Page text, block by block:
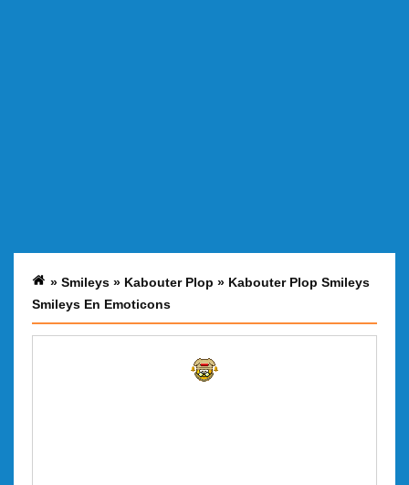
» Smileys » Kabouter Plop » Kabouter Plop Smileys
Smileys En Emoticons